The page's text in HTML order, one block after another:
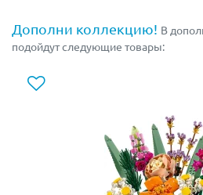
отличие от живых цветов,
10289 "Райская птица" будет
постоянного полива.
Комплект Lego состоит 1173
упакованы в 10 пакетов и
коробке, где на чёрном фоне
Дополни коллекцию! В
подойдут следующие товары: